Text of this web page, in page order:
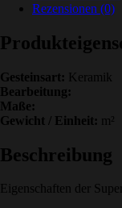
Rezensionen (0)
Gesteinsart: Keramik
Bearbeitung:
Maße:
Gewicht / Einheit: m²
Beschreibung
Eigenschaften der